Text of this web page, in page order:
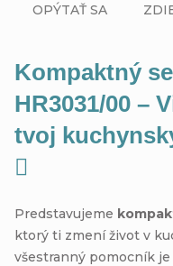
Kompaktný
HR3031/00 –
tvoj
✨
Predstavujeme
ktorý ti zmení život v
všestranný pomocník
OPÝTAŤ SA